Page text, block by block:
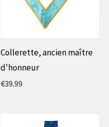
Collerette, ancien maître
d'honneur
€39.99